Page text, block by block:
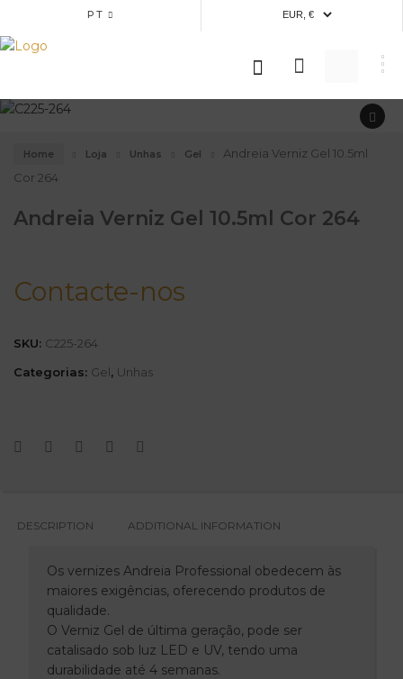
PT
Home Loja Unhas Gel
Andreia Verniz Gel 10.5ml
Cor 264
Andreia Verniz Gel 10.5ml Cor 264
Contacte-nos
SKU: C225-264
Categorias: Gel, Unhas
DESCRIPTION ADDITIONAL INFORMATION
Os vernizes Andreia Professional obedecem às
maiores exigências, oferecendo produtos de
qualidade.
O Verniz Gel de última geração, pode ser
catalisado sob luz LED e UV, tendo uma
durabilidade até 4 semanas.